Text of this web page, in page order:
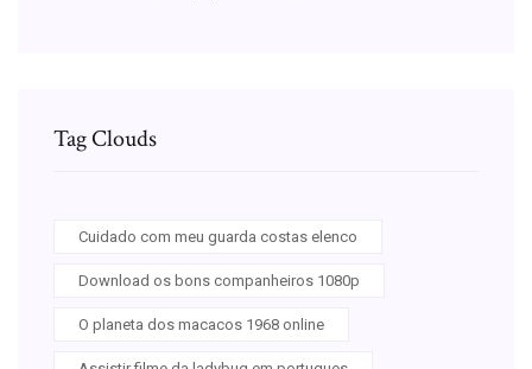
Tag Clouds
Cuidado com meu guarda costas elenco
Download os bons companheiros 1080p
O planeta dos macacos 1968 online